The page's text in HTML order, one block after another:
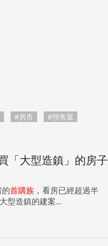
#房市 #預售屋
「大型造鎮」的房子
的首購族 ，看房已經超過半
型造鎮的建案...